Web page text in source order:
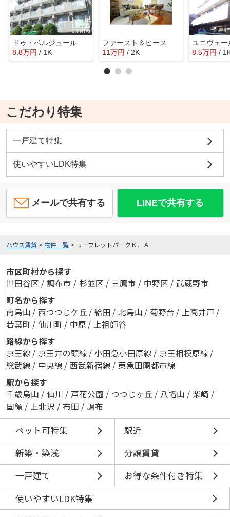
ドゥ・ベルジュール
8.8万円 / 1K
ファースト＆ピース
11万円 / 2K
ユニヴェー
8.5万円 /
こだわり特集
一戸建て特集
使いやすいLDK特集
メールで共有する LINEで共有する
ハウス賃貸 > 物件一覧 > リーフレットパークＫ．Ａ
市区町村から探す
世田谷区 / 調布市 / 杉並区 / 三鷹市 / 中野区 / 武蔵野市
町名から探す
南烏山 / 西つつじケ丘 / 給田 / 北烏山 / 菊野台 / 上高井戸 /
若葉町 / 仙川町 / 中原 / 上祖師谷
路線から探す
京王線 / 京王井の頭線 / 小田急小田原線 / 京王相模原線 /
総武線 / 中央線 / 西武新宿線 / 東急田園都市線
駅から探す
千歳烏山 / 仙川 / 芦花公園 / つつじヶ丘 / 八幡山 / 柴崎 /
国領 / 上北沢 / 布田 / 調布
ペット可特集
駅近
新築・築浅
分譲賃貸
一戸建て
お得な条件付き特集
使いやすいLDK特集